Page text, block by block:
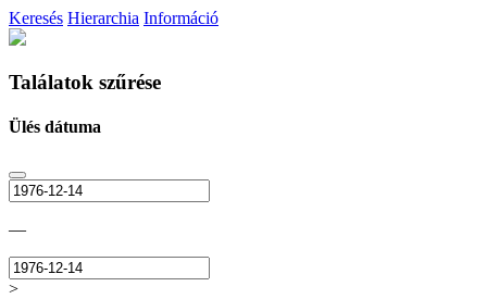
Keresés Hierarchia Információ
Találatok szűrése
Ülés dátuma
—
>